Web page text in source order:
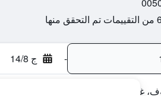
منها
- ج 14/8